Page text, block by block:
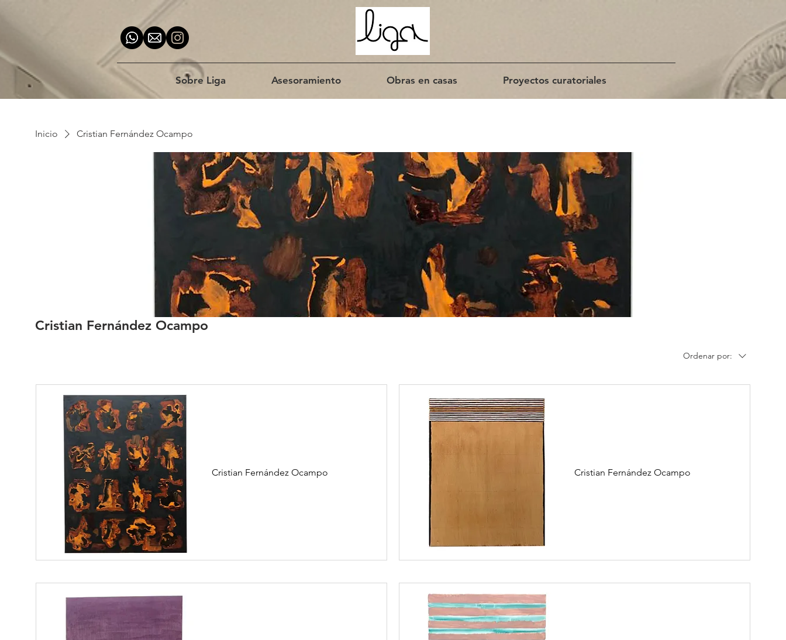
Sobre Liga Asesoramiento Obras en casas Proyectos curatoriales
Inicio Cristian Fernández Ocampo
Cristian Fernández Ocampo
Ordenar por:
Cristian Fernández Ocampo Cristian Fernández Ocampo